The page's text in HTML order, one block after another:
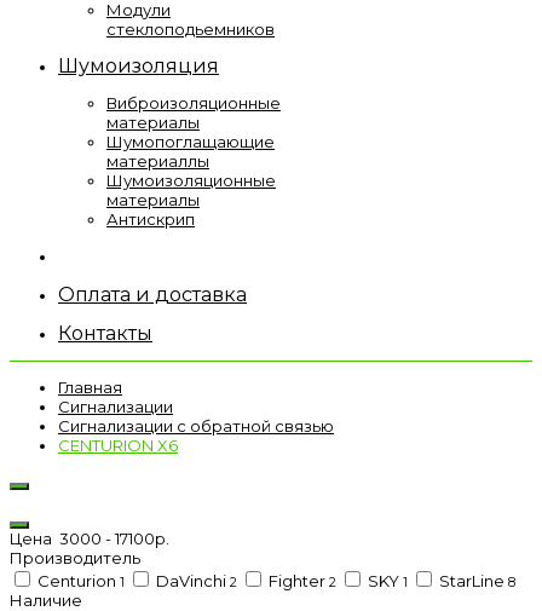
Модули
стеклоподьемников
Шумоизоляция
Виброизоляционные
материалы
Шумопоглащающие
материаллы
Шумоизоляционные
материалы
Антискрип
Оплата и доставка
Контакты
Главная
Сигнализации
Сигнализации с обратной связью
CENTURION X6
Цена 3000 -17100р.
Производитель
Centurion 1 DaVinchi 2 Fighter 2 SKY 1 StarLine 8
Наличие